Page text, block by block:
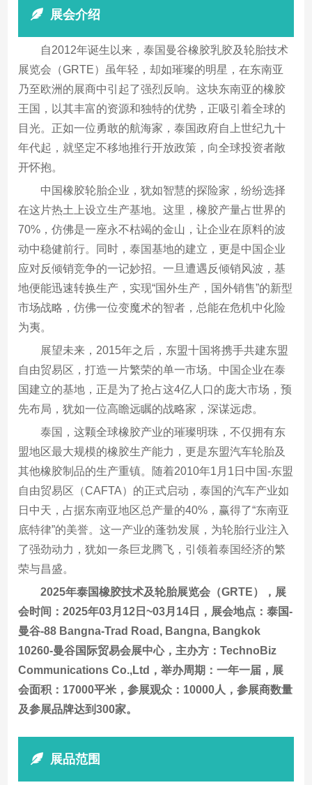
展会介绍
自2012年诞生以来，泰国曼谷橡胶乳胶及轮胎技术
展览会（GRTE）虽年轻，却如璀璨的明星，在东南亚
乃至欧洲的展商中引起了强烈反响。这块东南亚的橡胶
王国，以其丰富的资源和独特的优势，正吸引着全球的
目光。正如一位勇敢的航海家，泰国政府自上世纪九十
年代起，就坚定不移地推行开放政策，向全球投资者敞
开怀抱。
中国橡胶轮胎企业，犹如智慧的探险家，纷纷选择
在这片热土上设立生产基地。这里，橡胶产量占世界的
70%，仿佛是一座永不枯竭的金山，让企业在原料的波
动中稳健前行。同时，泰国基地的建立，更是中国企业
应对反倾销竞争的一记妙招。一旦遭遇反倾销风波，基
地便能迅速转换生产，实现“国外生产，国外销售”的新型
市场战略，仿佛一位变魔术的智者，总能在危机中化险
为夷。
展望未来，2015年之后，东盟十国将携手共建东盟
自由贸易区，打造一片繁荣的单一市场。中国企业在泰
国建立的基地，正是为了抢占这4亿人口的庞大市场，预
先布局，犹如一位高瞻远瞩的战略家，深谋远虑。
泰国，这颗全球橡胶产业的璀璨明珠，不仅拥有东
盟地区最大规模的橡胶生产能力，更是东盟汽车轮胎及
其他橡胶制品的生产重镇。随着2010年1月1日中国-东盟
自由贸易区（CAFTA）的正式启动，泰国的汽车产业如
日中天，占据东南亚地区总产量的40%，赢得了“东南亚
底特律”的美誉。这一产业的蓬勃发展，为轮胎行业注入
了强劲动力，犹如一条巨龙腾飞，引领着泰国经济的繁
荣与昌盛。
2025年泰国橡胶技术及轮胎展览会（GRTE），展
会时间：2025年03月12日~03月14日，展会地点：泰国-
曼谷-88 Bangna-Trad Road, Bangna, Bangkok
10260-曼谷国际贸易会展中心，主办方：TechnoBiz
Communications Co.,Ltd，举办周期：一年一届，展
会面积：17000平米，参展观众：10000人，参展商数量
及参展品牌达到300家。
展品范围